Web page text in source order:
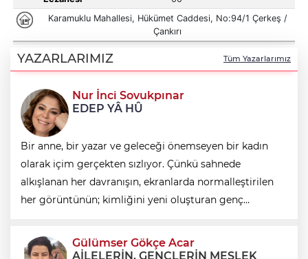
YAZARLARIMIZ Tüm Yazarlarımız
Nur İnci Sovukpınar
EDEP YÂ HÛ
Bir anne, bir yazar ve geleceği önemseyen bir kadın
olarak içim gerçekten sızlıyor. Çünkü sahnede
alkışlanan her davranışın, ekranlarda normalleştirilen
her görüntünün; kimliğini yeni oluşturan genç
Gençler elbette kendi kararlarını verecek bireyl
Gülümser Gökçe Acar
AİLELERİN, GENÇLERİN MESLEK